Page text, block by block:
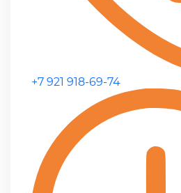
+7 921 918-69-74